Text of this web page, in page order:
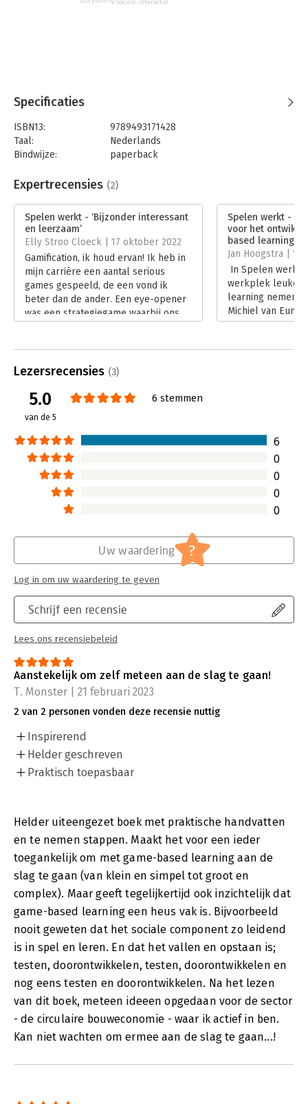
sociale interactie
Specificaties
ISBN13:
9789493171428
Taal:
Nederlands
Bindwijze:
paperback
Uitgever:
BigBusiness Publishers
Verschijningsdatum:
1-7-2022
Hoofdrubriek: Personeelsmanagement
Expertrecensies (2)
Spelen werkt - ‘Bijzonder interessant
en leerzaam’
Elly Stroo Cloeck | 17 oktober 2022
Gamification, ik houd ervan! Ik heb in
mijn carrière een aantal serious
games gespeeld, de een vond ik
beter dan de ander. Een eye-opener
was een strategiegame waarbij ons
werkt’ van Karen Sikkema en Michiel
outs van het ontwikkelen van zo’n
psychologie. Het is bijna net zo
leerzaam als een spel …
Lees verder
Spelen werkt -
voor het
based learning’
Jan Hoogstra |
In Spelen werkt
werkplek leuker
learning nemen
Michiel van
mee in het
Lees verder
Lezersrecensies (3)
5.0
van de 5
6 stemmen
6
0
0
0
0
Schrijf een recensie
Lees ons recensiebeleid
Uw waardering ?
Log in om uw waardering te geven
Aanstekelijk om zelf meteen aan de slag te gaan!
T. Monster | 21 februari 2023
2 van 2 personen vonden deze recensie nuttig
Inspirerend
Helder geschreven
Praktisch toepasbaar
Helder uiteengezet boek met praktische handvatten
en te nemen stappen. Maakt het voor een ieder
toegankelijk om met game-based learning aan de
slag te gaan (van klein en simpel tot groot en
complex). Maar geeft tegelijkertijd ook inzichtelijk dat
game-based learning een heus vak is. Bijvoorbeeld
nooit geweten dat het sociale component zo leidend
is in spel en leren. En dat het vallen en opstaan is;
testen, doorontwikkelen, testen, doorontwikkelen en
nog eens testen en doorontwikkelen. Na het lezen
van dit boek, meteen ideeen opgedaan voor de sector
- de circulaire bouweconomie - waar ik actief in ben.
Kan niet wachten om ermee aan de slag te gaan...!